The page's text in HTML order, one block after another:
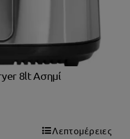
8lt Ασημί
Λεπτομέρειες